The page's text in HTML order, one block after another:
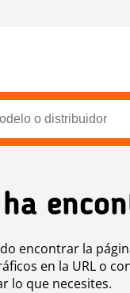
ha
encontrar la
en la URL o
lo que necesites.